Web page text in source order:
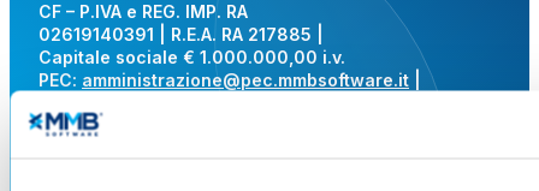
CF – P.IVA e REG. IMP. RA
02619140391 | R.E.A. RA 217885 |
Capitale sociale € 1.000.000,00 i.v.
PEC: amministrazione@pec.mmbsoftware.it
Phone: